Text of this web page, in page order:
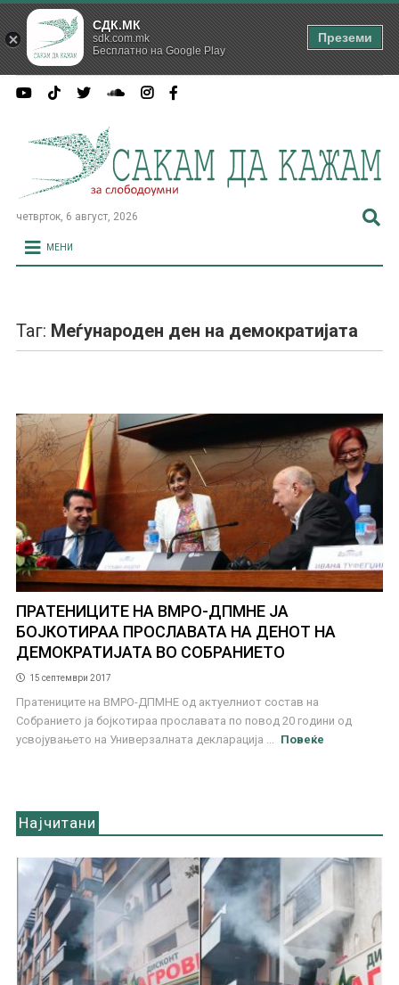
четврток, 6 август, 2026
МЕНИ
Таг: Меѓународен ден на демократијата
ПРАТЕНИЦИТЕ НА ВМРО-ДПМНЕ ЈА
БОЈКОТИРАА ПРОСЛАВАТА НА ДЕНОТ НА
ДЕМОКРАТИЈАТА ВО СОБРАНИЕТО
15 септември 2017
Пратениците на ВМРО-ДПМНЕ од актуелниот состав на
Собранието ја бојкотираа прославата по повод 20 години од
усвојувањето на Универзалната декларација ...
Повеќе
Најчитани
СДК.МК
sdk.com.mk
Бесплатно на Google Play
Преземи